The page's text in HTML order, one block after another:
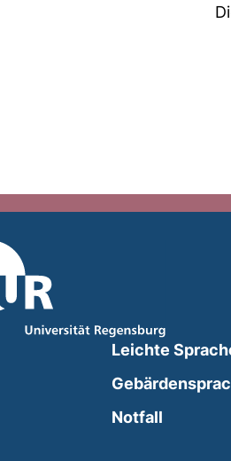
opens in a new window)
Leichte
Notfall